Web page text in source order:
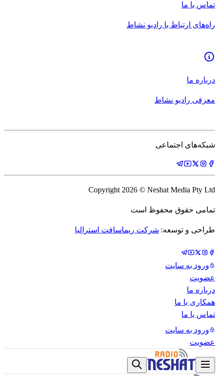
تماس با ما
راه‌های ارتباط با رادیو نشاط
درباره ما
معرفی رادیو نشاط
شبکه‌های اجتماعی
Copyright 2026 © Neshat Media Pty Ltd
تمامی حقوق محفوظ است
طراحی و توسعه: شرکت ریماسافت استرالیا
ورود به سایت
عضویت
درباره ما
همکاری با ما
تماس با ما
ورود به سایت
عضویت